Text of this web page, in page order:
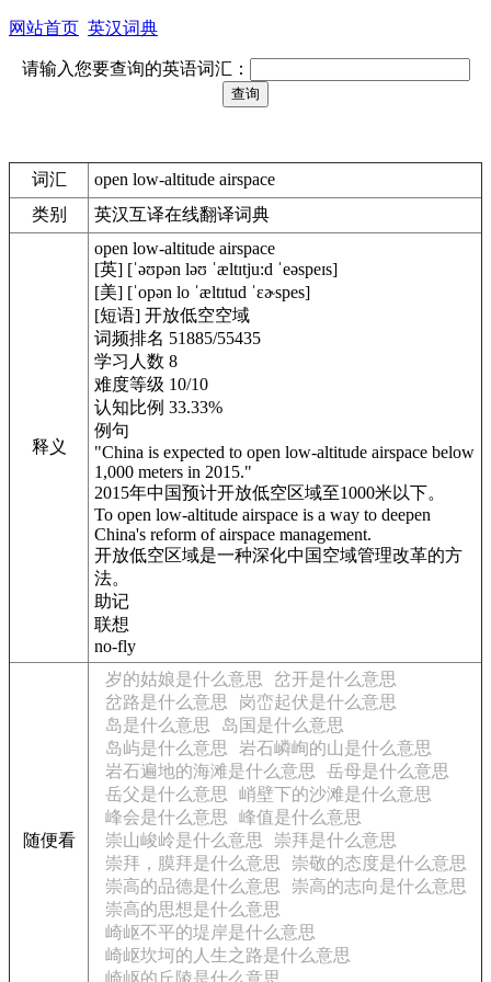
网站首页 英汉词典
请输入您要查询的英语词汇：
词汇
open low-altitude airspace
类别
英汉互译在线翻译词典
释义
open low-altitude airspace
[英] [ˈəʊpən ləʊ ˈæltɪtju:d ˈeəspeɪs]
[美] [ˈopən lo ˈæltɪtud ˈɛɚspes]
[短语] 开放低空空域
词频排名 51885/55435
学习人数 8
难度等级 10/10
认知比例 33.33%
例句
"China is expected to open low-altitude airspace below
1,000 meters in 2015."
2015年中国预计开放低空区域至1000米以下。
To open low-altitude airspace is a way to deepen
China's reform of airspace management.
开放低空区域是一种深化中国空域管理改革的方
法。
助记
联想
no-fly
随便看
岁的姑娘是什么意思
岔开是什么意思
岔路是什么意思
岗峦起伏是什么意思
岛是什么意思
岛国是什么意思
岛屿是什么意思
岩石嶙峋的山是什么意思
岩石遍地的海滩是什么意思
岳母是什么意思
岳父是什么意思
峭壁下的沙滩是什么意思
峰会是什么意思
峰值是什么意思
崇山峻岭是什么意思
崇拜是什么意思
崇拜，膜拜是什么意思
崇敬的态度是什么意思
崇高的品德是什么意思
崇高的志向是什么意思
崇高的思想是什么意思
崎岖不平的堤岸是什么意思
崎岖坎坷的人生之路是什么意思
崎岖的丘陵是什么意思